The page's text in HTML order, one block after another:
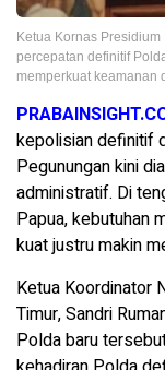
Ketua Kornas
percepatan definitif
memperkuat keamanan
kepolisian definitif
Pegunungan kini
administratif. Di
Papua, kebutuhan
kuat justru makin
Ketua Koordinator
Timur, Sandri
Polda baru